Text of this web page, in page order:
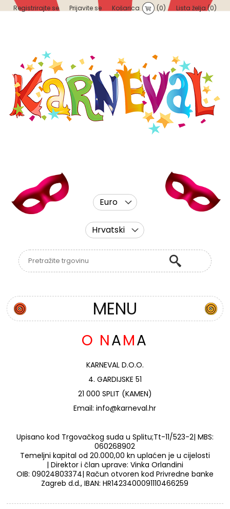
Registrirajte se Prijavite se Košarica (0) Lista želja (0)
Euro
Hrvatski
MENU
O NAMA
KARNEVAL D.O.O.
4. GARDIJSKE 51
21 000 SPLIT (KAMEN)
Email: info@karneval.hr
Upisano kod Trgovačkog suda u Splitu;Tt-11/523-2| MBS:
060268902
Temeljni kapital od 20.000,00 kn uplaćen je u cijelosti
| Direktor i član uprave: Vinka Orlandini
OIB: 09024803374| Račun otvoren kod Privredne banke
Zagreb d.d., IBAN: HR1423400091110466259